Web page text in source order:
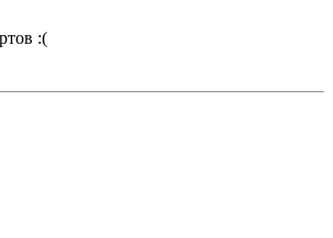
:(